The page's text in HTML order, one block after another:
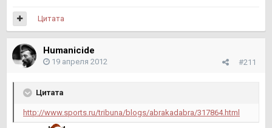
Цитата
Humanicide
#211
19 апреля 2012
Цитата
http://www.sports.ru/tribuna/blogs/abrakadabra/317864.html